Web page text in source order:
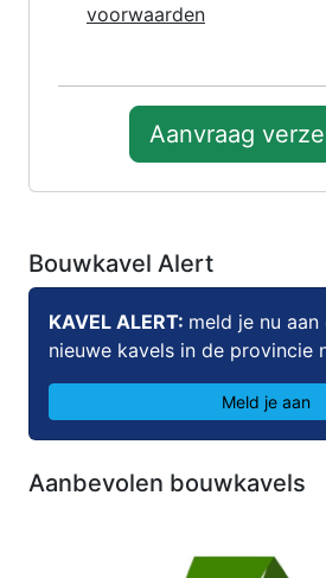
voorwaarden
Aanvraag
Bouwkavel Alert
KAVEL ALERT: meld je nu
nieuwe kavels in de provincie
Meld je aan
Aanbevolen bouwkavels